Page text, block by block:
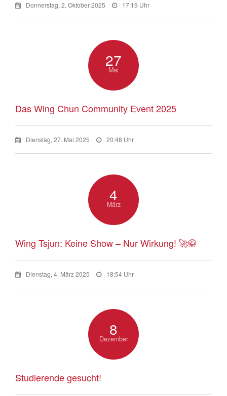
Donnerstag, 2. Oktober 2025 17:19 Uhr
27
Mai
Das Wing Chun Community Event 2025
Dienstag, 27. Mai 2025 20:48 Uhr
4
März
Wing Tsjun: Keine Show – Nur Wirkung! 🚀🥋
Dienstag, 4. März 2025 18:54 Uhr
8
Dezember
Studierende gesucht!